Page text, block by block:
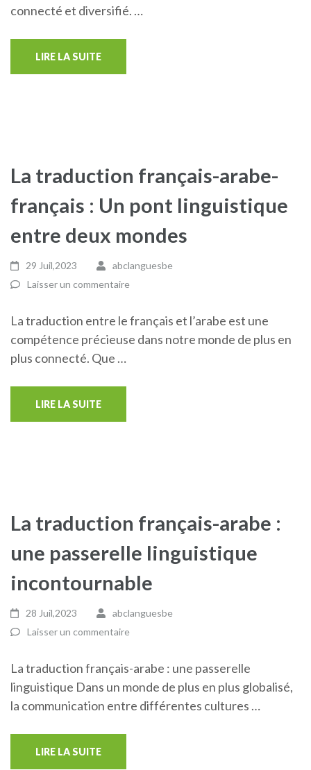
connecté et diversifié. …
LIRE LA SUITE
La traduction français-arabe-
français : Un pont linguistique
entre deux mondes
29 Juil,2023
abclanguesbe
Laisser un commentaire
La traduction entre le français et l’arabe est une
compétence précieuse dans notre monde de plus en
plus connecté. Que …
LIRE LA SUITE
La traduction français-arabe :
une passerelle linguistique
incontournable
28 Juil,2023
abclanguesbe
Laisser un commentaire
La traduction français-arabe : une passerelle
linguistique Dans un monde de plus en plus globalisé,
la communication entre différentes cultures …
LIRE LA SUITE